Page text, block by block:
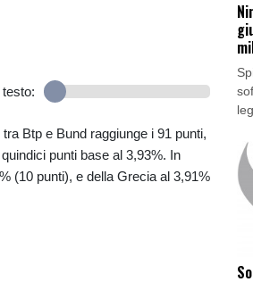
Btp e Bund raggiunge i 91 punti,
punti base al 3,93%. In
(10 punti), e della Grecia al 3,91%